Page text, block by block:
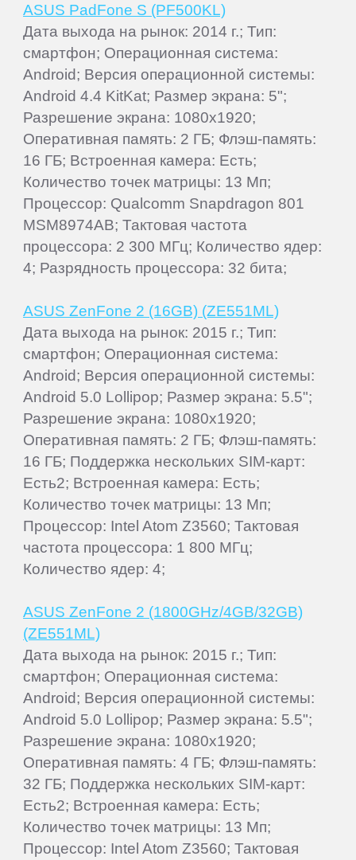
ASUS PadFone S (PF500KL)
Дата выхода на рынок: 2014 г.; Тип:
смартфон; Операционная система:
Android; Версия операционной системы:
Android 4.4 KitKat; Размер экрана: 5";
Разрешение экрана: 1080x1920;
Оперативная память: 2 ГБ; Флэш-память:
16 ГБ; Встроенная камера: Есть;
Количество точек матрицы: 13 Мп;
Процессор: Qualcomm Snapdragon 801
MSM8974AB; Тактовая частота
процессора: 2 300 МГц; Количество ядер:
4; Разрядность процессора: 32 бита;
ASUS ZenFone 2 (16GB) (ZE551ML)
Дата выхода на рынок: 2015 г.; Тип:
смартфон; Операционная система:
Android; Версия операционной системы:
Android 5.0 Lollipop; Размер экрана: 5.5";
Разрешение экрана: 1080x1920;
Оперативная память: 2 ГБ; Флэш-память:
16 ГБ; Поддержка нескольких SIM-карт:
Есть2; Встроенная камера: Есть;
Количество точек матрицы: 13 Мп;
Процессор: Intel Atom Z3560; Тактовая
частота процессора: 1 800 МГц;
Количество ядер: 4;
ASUS ZenFone 2 (1800GHz/4GB/32GB)
(ZE551ML)
Дата выхода на рынок: 2015 г.; Тип:
смартфон; Операционная система:
Android; Версия операционной системы:
Android 5.0 Lollipop; Размер экрана: 5.5";
Разрешение экрана: 1080x1920;
Оперативная память: 4 ГБ; Флэш-память:
32 ГБ; Поддержка нескольких SIM-карт:
Есть2; Встроенная камера: Есть;
Количество точек матрицы: 13 Мп;
Процессор: Intel Atom Z3560; Тактовая